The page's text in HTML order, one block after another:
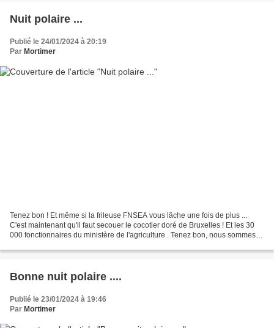
Nuit polaire ...
Publié le 24/01/2024 à 20:19
Par Mortimer
Tenez bon ! Et même si la frileuse FNSEA vous lâche une fois de plus ...
C'est maintenant qu'il faut secouer le cocotier doré de Bruxelles ! Et les 30
000 fonctionnaires du ministère de l'agriculture . Tenez bon, nous sommes
Bonne nuit polaire ....
Publié le 23/01/2024 à 19:46
Par Mortimer